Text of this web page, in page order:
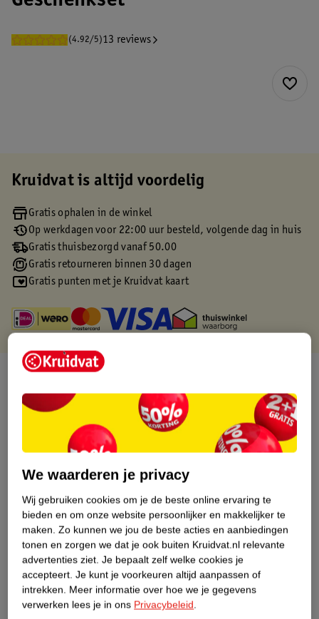
(4.92/5)13 reviews
Kruidvat is altijd voordelig
Gratis ophalen in de winkel
Op werkdagen voor 22:00 uur besteld, volgende dag in huis
Gratis thuisbezorgd vanaf 50.00
Gratis retourneren binnen 30 dagen
Gratis punten met je Kruidvat kaart
Over dit product
Productinformatie
Etiketinformatie
Nature Impact Score
Dit product heeft (nog) geen Nature
Impact Score.
Meer informatie
Bestel & Bezorginformatie
We waarderen je privacy
Wij gebruiken cookies om je de beste online ervaring te
bieden en om onze website persoonlijker en makkelijker te
maken. Zo kunnen we jou de beste acties en aanbiedingen
tonen en zorgen we dat je ook buiten Kruidvat.nl relevante
advertenties ziet. Je bepaalt zelf welke cookies je
accepteert. Je kunt je voorkeuren altijd aanpassen of
intrekken. Meer informatie over hoe we je gegevens
verwerken lees je in ons Privacybeleid.